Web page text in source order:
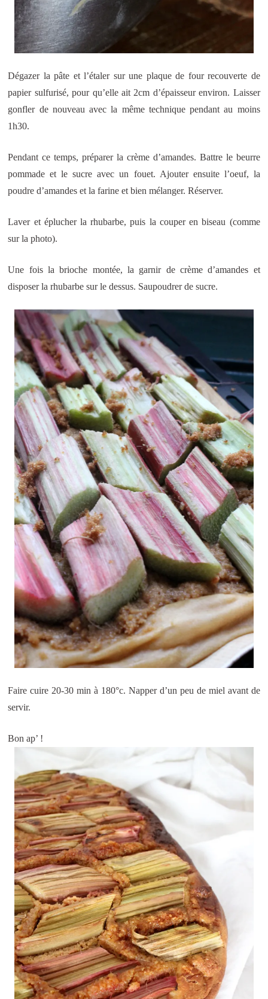
Dégazer la pâte et l’étaler sur une plaque de four recouverte de
papier sulfurisé, pour qu’elle ait 2cm d’épaisseur environ. Laisser
gonfler de nouveau avec la même technique pendant au moins
1h30.
Pendant ce temps, préparer la crème d’amandes. Battre le beurre
pommade et le sucre avec un fouet. Ajouter ensuite l’oeuf, la
poudre d’amandes et la farine et bien mélanger. Réserver.
Laver et éplucher la rhubarbe, puis la couper en biseau (comme
sur la photo).
Une fois la brioche montée, la garnir de crème d’amandes et
disposer la rhubarbe sur le dessus. Saupoudrer de sucre.
Faire cuire 20-30 min à 180°c. Napper d’un peu de miel avant de
servir.
Bon ap’ !